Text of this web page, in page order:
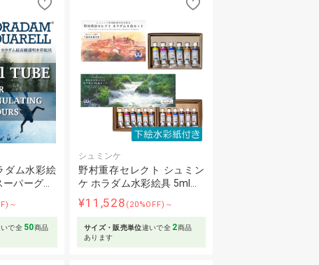
ダム水彩絵
パーグ…
～
で全 50商品
シュミンケ
野村重存セレクト シュミン
ケ ホラダム水彩絵具 5ml…
¥11,528 (20%OFF)～
サイズ・販売単位違いで全 2商品
あります